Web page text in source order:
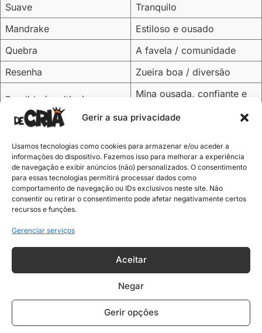
Gerir a sua privacidade
Usamos tecnologias como cookies para armazenar e/ou aceder a
informações do dispositivo. Fazemos isso para melhorar a experiência
de navegação e exibir anúncios (não) personalizados. O consentimento
para essas tecnologias permitirá processar dados como
comportamento de navegação ou IDs exclusivos neste site. Não
consentir ou retirar o consentimento pode afetar negativamente certos
recursos e funções.
Gerenciar serviços
Aceitar
Negar
Gerir opções
Suave
Tranquilo
Mandrake
Estiloso e ousado
Quebra
A favela / comunidade
Resenha
Zueira boa / diversão
Bandida (positiva)
Mina ousada, confiante e
Atividade
Dicas pra usar as gírias de cria no seu Insta ou WhatsApp
Quer deixar tuabio de criamais estilosa? Aqui vão umas
ideias com gírias:
“Visão, cria não para!”
“Cria de atitude, na atividade sempre.”
“Sou da quebrada, mas meu sonho é de outro
👉 Dá uma olhada também nasfrases de cria
preparamos com os melhores estilos da quebrada.